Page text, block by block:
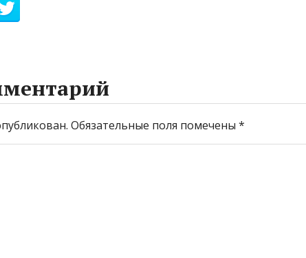
Обязательные поля помечены *